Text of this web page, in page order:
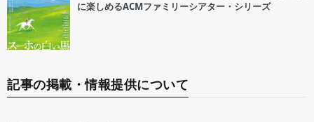
に楽しめるACMファミリーシアター・シリーズ
記事の掲載・情報提供について